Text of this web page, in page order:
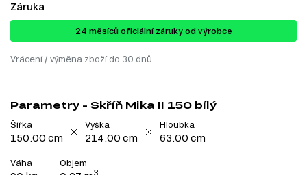
Záruka
24 ​​​​měsíců oficiální záruky od výrobce
Vrácení / výměna zboží do 30 dnů
Parametry - Skříň Mika II 150 bílý
Šířka
150.00 cm
Výška
214.00 cm
Hloubka
63.00 cm
Váha Objem
3